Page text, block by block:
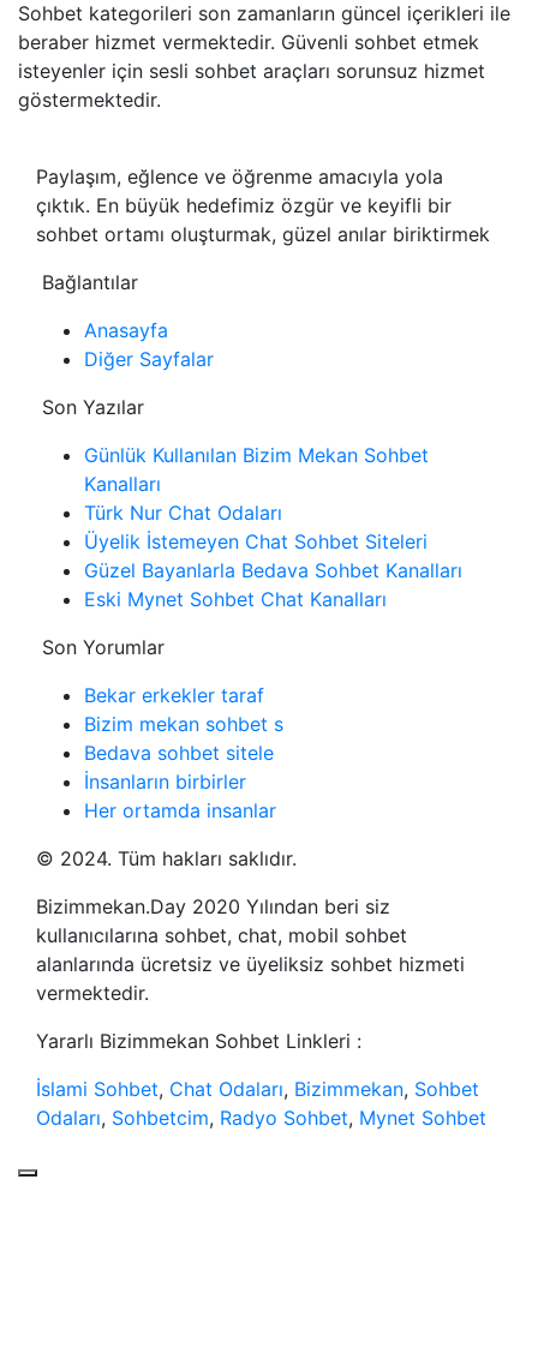
Sohbet kategorileri son zamanların güncel içerikleri ile
beraber hizmet vermektedir. Güvenli sohbet etmek
isteyenler için sesli sohbet araçları sorunsuz hizmet
göstermektedir.
Paylaşım, eğlence ve öğrenme amacıyla yola
çıktık. En büyük hedefimiz özgür ve keyifli bir
sohbet ortamı oluşturmak, güzel anılar biriktirmek
Bağlantılar
Anasayfa
Diğer Sayfalar
Son Yazılar
Günlük Kullanılan Bizim Mekan Sohbet
Kanalları
Türk Nur Chat Odaları
Üyelik İstemeyen Chat Sohbet Siteleri
Güzel Bayanlarla Bedava Sohbet Kanalları
Eski Mynet Sohbet Chat Kanalları
Son Yorumlar
Bekar erkekler taraf
Bizim mekan sohbet s
Bedava sohbet sitele
İnsanların birbirler
Her ortamda insanlar
© 2024. Tüm hakları saklıdır.
Bizimmekan.Day 2020 Yılından beri siz
kullanıcılarına sohbet, chat, mobil sohbet
alanlarında ücretsiz ve üyeliksiz sohbet hizmeti
vermektedir.
Yararlı Bizimmekan Sohbet Linkleri :
İslami Sohbet, Chat Odaları, Bizimmekan, Sohbet
Odaları, Sohbetcim, Radyo Sohbet, Mynet Sohbet